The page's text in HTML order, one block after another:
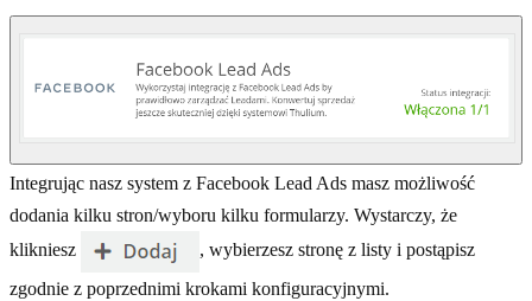
Integrując nasz system z Facebook Lead Ads masz możliwość
dodania kilku stron/wyboru kilku formularzy. Wystarczy, że
klikniesz
, wybierzesz stronę z listy i postąpisz
zgodnie z poprzednimi krokami konfiguracyjnymi.